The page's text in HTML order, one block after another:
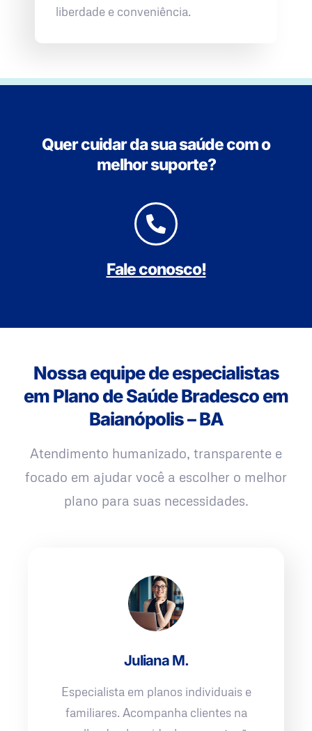
liberdade e conveniência.
Quer cuidar da sua saúde com o
melhor suporte?
Fale conosco!
Nossa equipe de especialistas
em Plano de Saúde Bradesco em
Baianópolis – BA
Atendimento humanizado, transparente e
focado em ajudar você a escolher o melhor
plano para suas necessidades.
Juliana M.
Especialista em planos individuais e
familiares. Acompanha clientes na